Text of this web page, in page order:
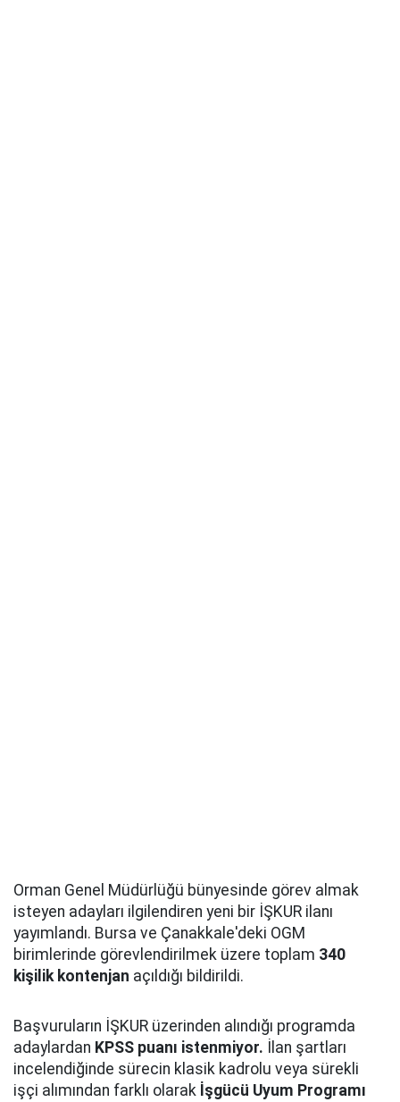
Orman Genel Müdürlüğü bünyesinde görev almak
isteyen adayları ilgilendiren yeni bir İŞKUR ilanı
yayımlandı. Bursa ve Çanakkale'deki OGM
birimlerinde görevlendirilmek üzere toplam 340
kişilik kontenjan açıldığı bildirildi.
Başvuruların İŞKUR üzerinden alındığı programda
adaylardan KPSS puanı istenmiyor. İlan şartları
incelendiğinde sürecin klasik kadrolu veya sürekli
işçi alımından farklı olarak İşgücü Uyum Programı